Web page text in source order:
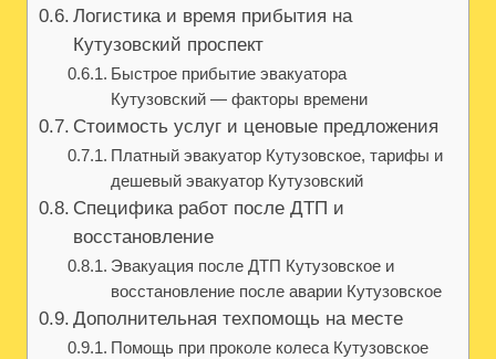
Логистика и время прибытия на
Кутузовский проспект
Быстрое прибытие эвакуатора
Кутузовский — факторы времени
Стоимость услуг и ценовые предложения
Платный эвакуатор Кутузовское, тарифы и
дешевый эвакуатор Кутузовский
Специфика работ после ДТП и
восстановление
Эвакуация после ДТП Кутузовское и
восстановление после аварии Кутузовское
Дополнительная техпомощь на месте
Помощь при проколе колеса Кутузовское